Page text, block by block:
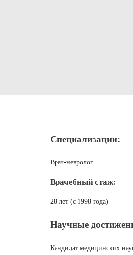
Специализации:
Врач-невролог
Врачебный стаж:
28 лет (с 1998 года)
Научные
Кандидат медицинских